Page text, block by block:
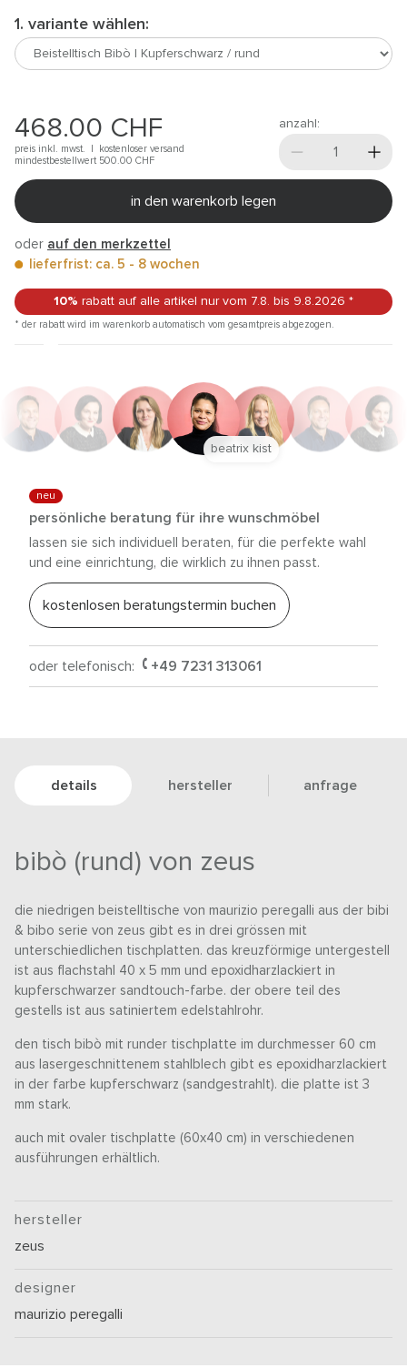
1. variante wählen:
468.00 CHF
preis inkl. mwst. |
kostenloser versand
mindestbestellwert 500.00 CHF
anzahl:
in den warenkorb legen
oder auf den merkzettel
lieferfrist: ca. 5 - 8 wochen
10% rabatt auf alle artikel nur vom 7.8. bis 9.8.2026 *
* der rabatt wird im warenkorb automatisch vom gesamtpreis abgezogen.
neu
persönliche beratung für ihre wunschmöbel
lassen sie sich individuell beraten, für die perfekte wahl
und eine einrichtung, die wirklich zu ihnen passt.
kostenlosen beratungstermin buchen
oder telefonisch: +49 7231 313061
beatrix kist
details hersteller anfrage
bibò (rund) von zeus
die niedrigen beistelltische von maurizio peregalli aus der bibi
& bibo serie von zeus gibt es in drei grössen mit
unterschiedlichen tischplatten. das kreuzförmige untergestell
ist aus flachstahl 40 x 5 mm und epoxidharzlackiert in
kupferschwarzer sandtouch-farbe. der obere teil des
gestells ist aus satiniertem edelstahlrohr.
den tisch bibò mit runder tischplatte im durchmesser 60 cm
aus lasergeschnittenem stahlblech gibt es epoxidharzlackiert
in der farbe kupferschwarz (sandgestrahlt). die platte ist 3
mm stark.
auch mit ovaler tischplatte (60x40 cm) in verschiedenen
ausführungen erhältlich.
hersteller
zeus
designer
maurizio peregalli